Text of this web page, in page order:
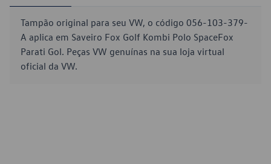
Tampão original para seu VW, o código 056-103-379-
A aplica em Saveiro Fox Golf Kombi Polo SpaceFox
Parati Gol. Peças VW genuínas na sua loja virtual
oficial da VW.